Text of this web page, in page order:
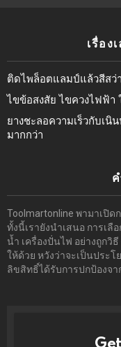
เรื่อง
ติดไพล็อตแลมป์แล้วสีสว่
ไขข้อสงสัย ไขควงไฟฟ้า
ยางชะลอความเร็วกับเ
มากกว่า
Toolmartonline พามาเปิด
ทั้งนี้เรายังนำเสนอ การเลื
น้ำ เครื่องปั่นไฟ อย่างถูกวิ
ให้ด้วย หวังว่าจะเป็นประ
ลิขสิทธิ์ได้รับการปกป้องจา